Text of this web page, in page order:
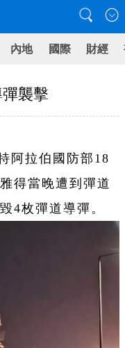
內地 國際 財經
襲擊
阿拉伯國防部18
得當晚遭到彈道
4枚彈道導彈。